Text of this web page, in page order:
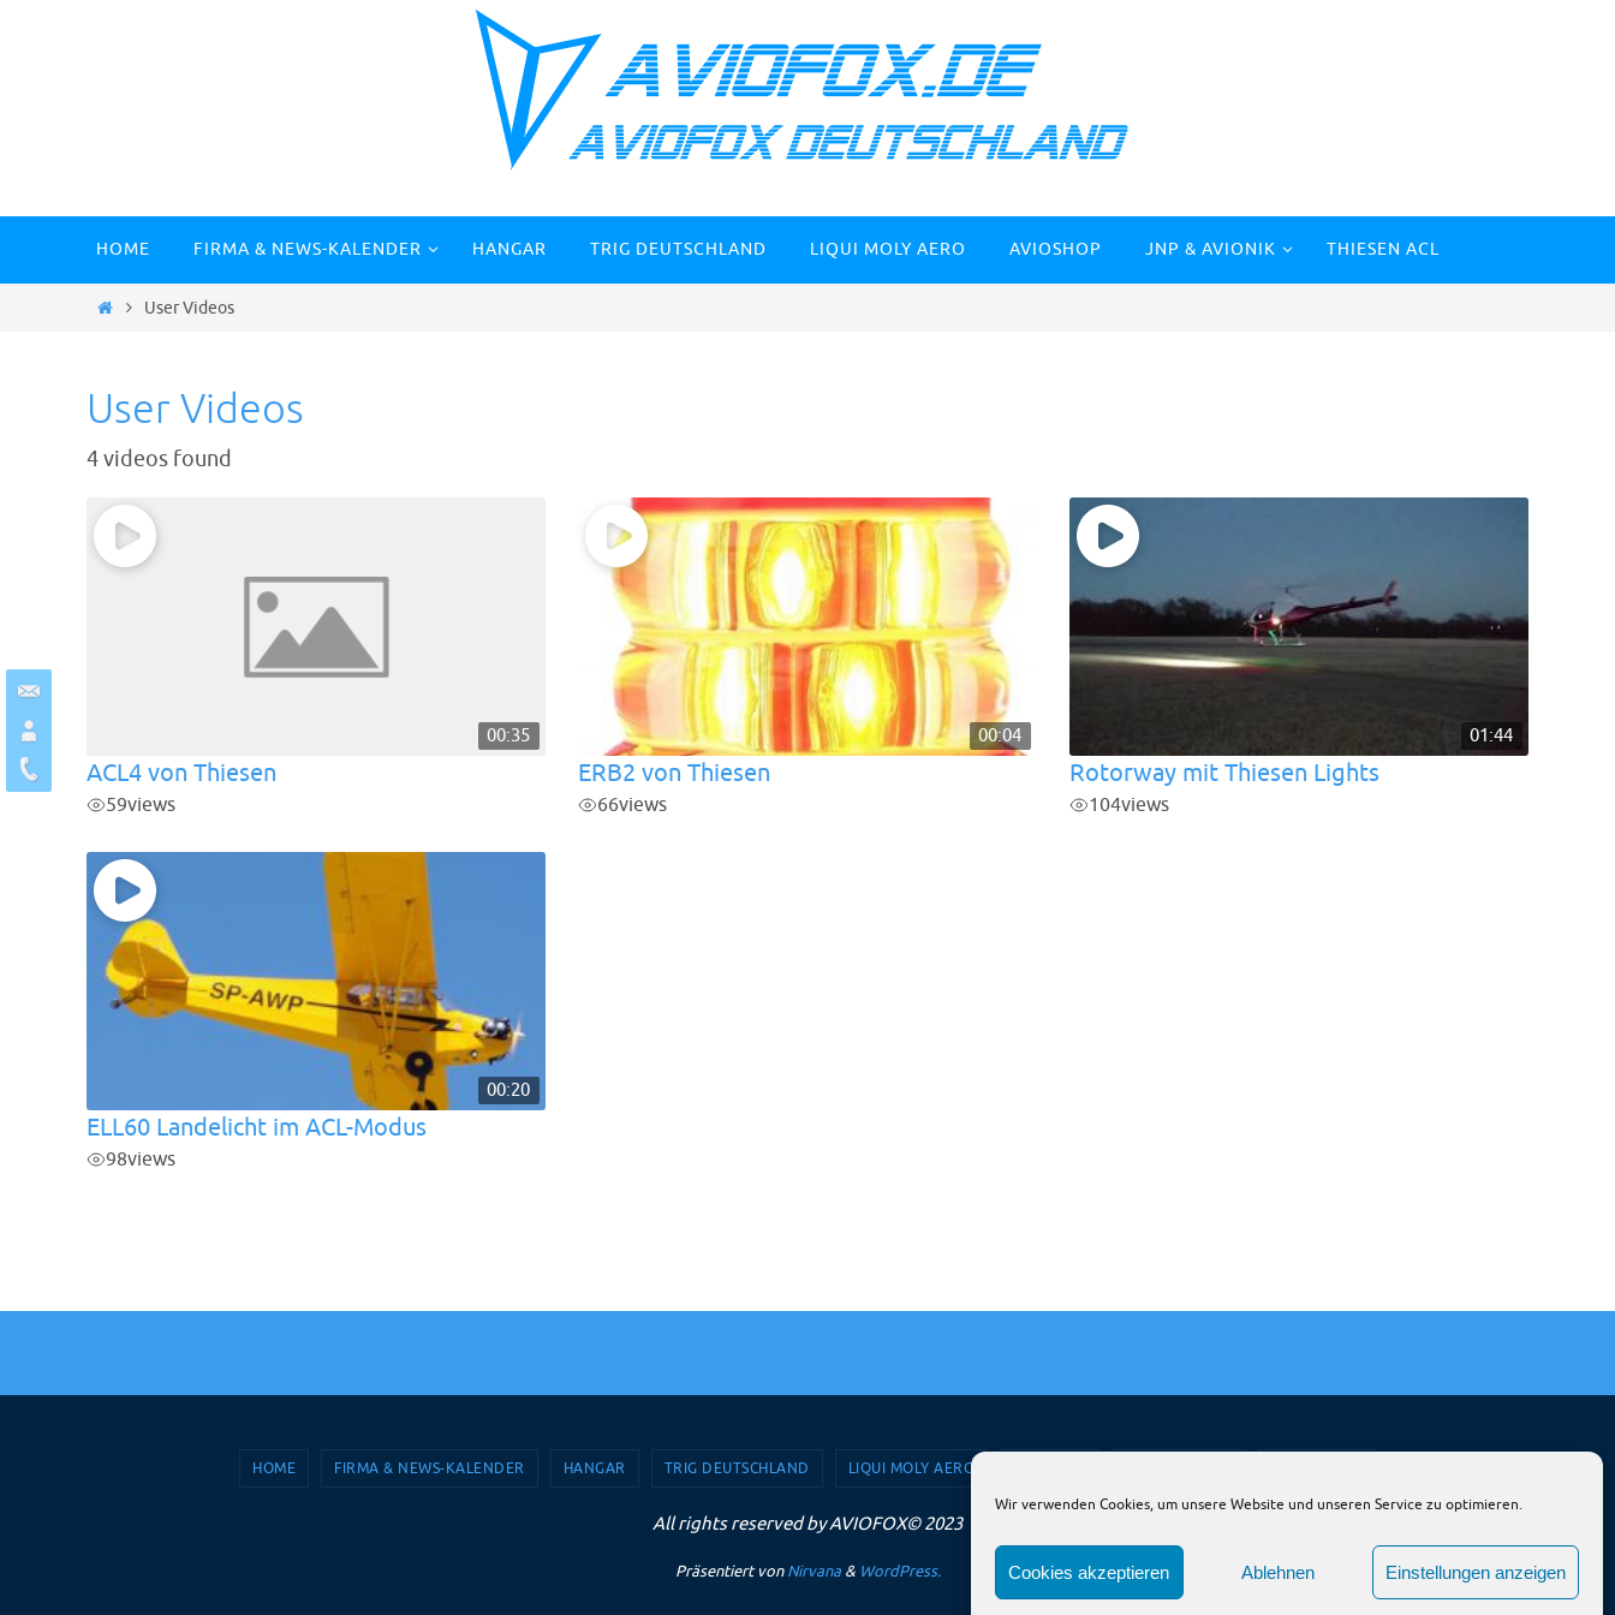
Wir verwenden Cookies, um unsere Website und unseren Service zu optimieren.
Cookies akzeptieren Ablehnen Einstellungen anzeigen
springen
HOME FIRMA & NEWS-KALENDER HANGAR TRIG DEUTSCHLAND LIQUI MOLY AERO AVIOSHOP JNP & AVIONIK THIESEN ACL
StartUser Videos
User Videos
4 videos found
00:35
ACL4 von Thiesen
59views
00:04
ERB2 von Thiesen
66views
01:44
Rotorway mit Thiesen Lights
104views
00:20
ELL60 Landelicht im ACL-Modus
98views
HOME FIRMA & NEWS-KALENDER HANGAR TRIG DEUTSCHLAND LIQUI MOLY AERO
All rights reserved by AVIOFOX© 2023
Präsentiert vonNirvana& WordPress.